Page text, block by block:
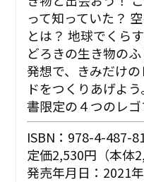
って知っていた？
とは？ 地球でくら
どろきの生き物の
発想で、きみだけ
ドをつくりあげよ
書限定の４つのレ
ISBN：978-4-487-
定価2,530円（本体
発売年月日：2021